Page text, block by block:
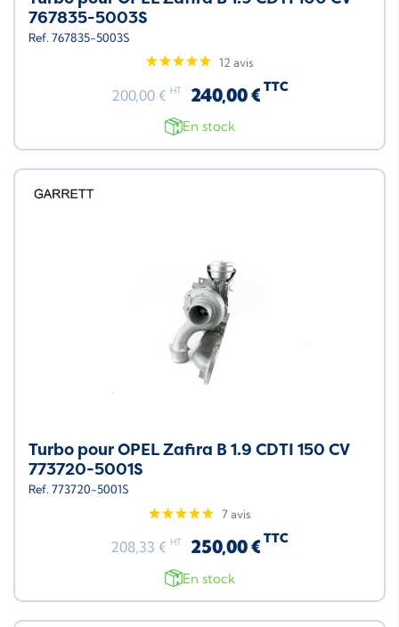
767835-5003S
Ref. 767835-5003S
12 avis
200,00 € HT 240,00 € TTC
En stock
Turbo pour OPEL Zafira B 1.9 CDTI 150 CV
773720-5001S
Ref. 773720-5001S
7 avis
208,33 € HT 250,00 € TTC
En stock